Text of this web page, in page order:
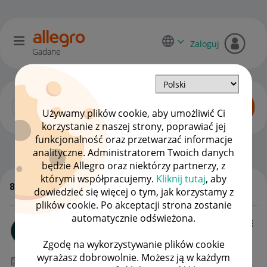
Używamy plików cookie, aby umożliwić Ci
korzystanie z naszej strony, poprawiać jej
funkcjonalność oraz przetwarzać informacje
analityczne. Administratorem Twoich danych
będzie Allegro oraz niektórzy partnerzy, z
którymi współpracujemy. Kliknij tutaj, aby
dowiedzieć się więcej o tym, jak korzystamy z
plików cookie. Po akceptacji strona zostanie
automatycznie odświeżona.
Zgodę na wykorzystywanie plików cookie
wyrażasz dobrowolnie. Możesz ją w każdym
Gadane
Zaloguj
Dyskusje kupujących OPCJE
WSZYSTKIE TEMATY
89 odpowiedzi
‎17-07-2025 15:45